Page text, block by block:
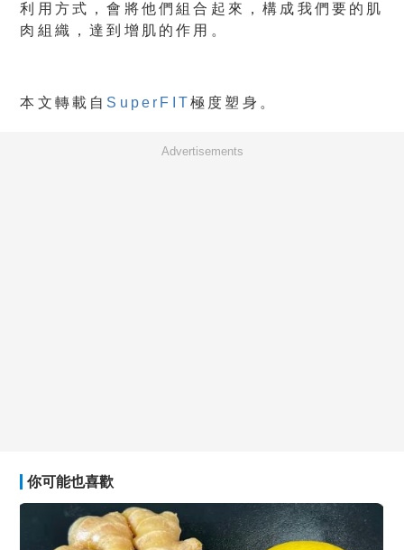
利用方式，會將他們組合起來，構成我們要的肌
肉組織，達到增肌的作用。
本文轉載自 SuperFIT極度塑身。
Advertisements